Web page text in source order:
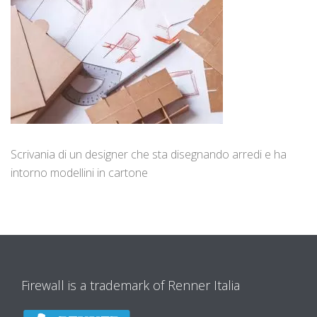
Scrivania di un designer che sta disegnando arredi e ha
intorno modellini in cartone
Firewall is a trademark of Renner Italia